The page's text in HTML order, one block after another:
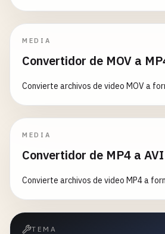
MEDIA
Convertidor de MOV a
Convierte archivos de video MOV a
MEDIA
Convertidor de MP4 a AVI
Convierte archivos de video MP4 a
TEMA